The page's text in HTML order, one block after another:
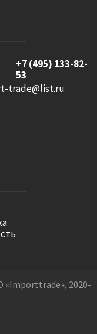
+7 (495) 133-82-
53
trade@list.ru
«Importtrade», 2020-